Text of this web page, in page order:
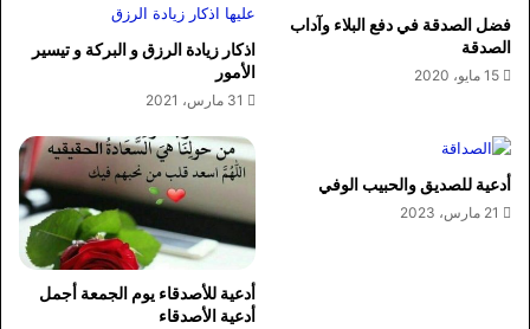
فضل الصدقة في دفع البلاء وآداب
الصدقة
15 مايو، 2020
اذكار زيادة الرزق و البركة و تيسير
الأمور
31 مارس، 2021
أدعية للصديق والحبيب الوفي
21 مارس، 2023
أدعية للأصدقاء يوم الجمعة أجمل
أدعية الأصدقاء